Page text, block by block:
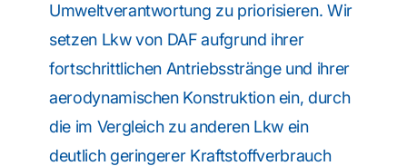
Umweltverantwortung zu priorisieren. Wir
setzen Lkw von DAF aufgrund ihrer
fortschrittlichen Antriebsstränge und ihrer
aerodynamischen Konstruktion ein, durch
die im Vergleich zu anderen Lkw ein
deutlich geringerer Kraftstoffverbrauch